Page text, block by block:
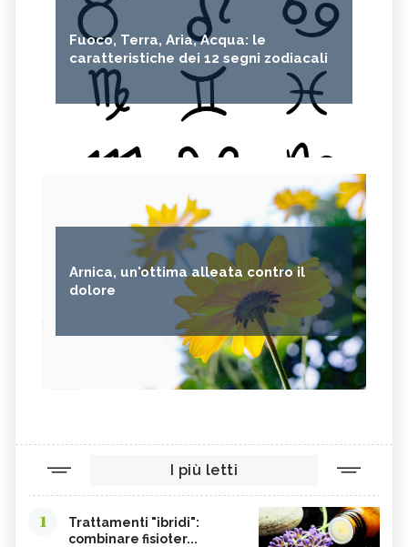
Fuoco, Terra, Aria, Acqua: le
caratteristiche dei 12 segni zodiacali
Arnica, un'ottima alleata contro il
dolore
I più letti
1
Trattamenti "ibridi":
combinare fisioter...